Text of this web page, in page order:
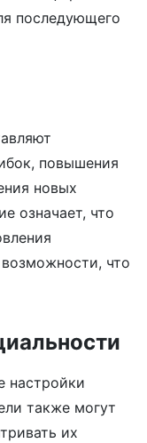
последующего
повышения
новых
означает, что
что
настройки
также могут
их